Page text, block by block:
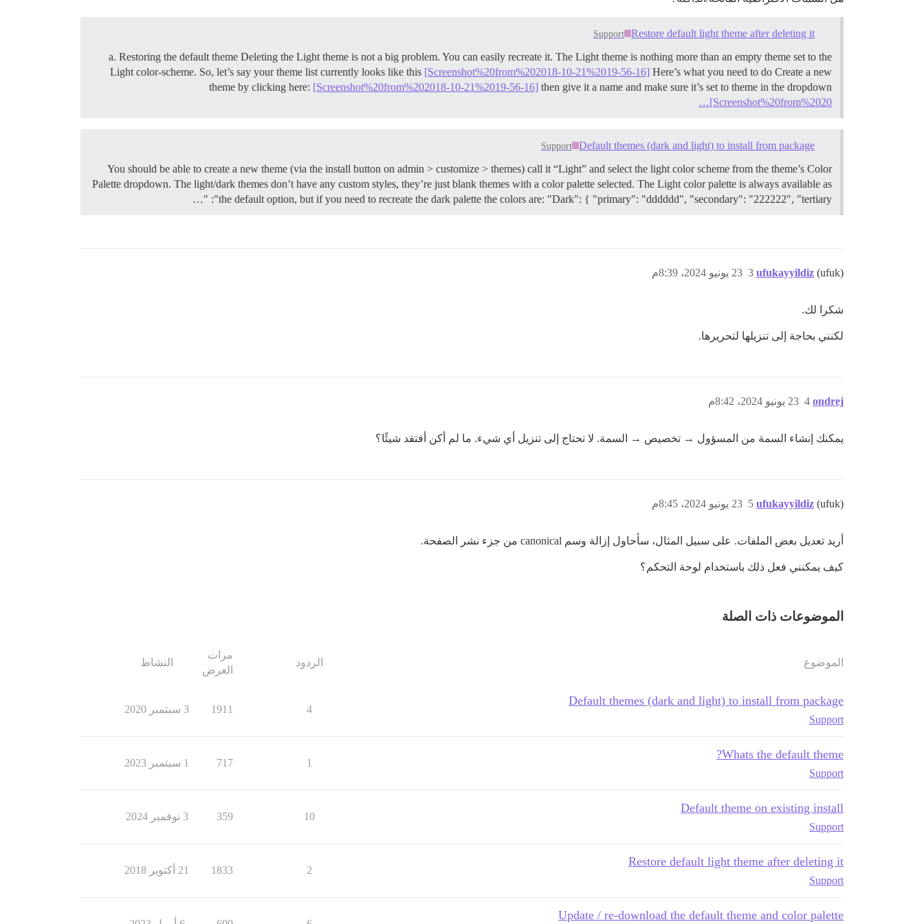
Restore default light theme after deleting it
Support
a. Restoring the default theme Deleting the Light theme is not a big problem. You can easily recreate it. The Light theme is nothing more than an empty theme set to the
Light color-scheme. So, let’s say your theme list currently looks like this [Screenshot%20from%202018-10-21%2019-56-16] Here’s what you need to do Create a new
theme by clicking here: [Screenshot%20from%202018-10-21%2019-56-16] then give it a name and make sure it’s set to theme in the dropdown
[Screenshot%20from%2020…
Default themes (dark and light) to install from package
Support
You should be able to create a new theme (via the install button on admin > customize > themes) call it “Light” and select the light color scheme from the theme’s Color
Palette dropdown. The light/dark themes don’t have any custom styles, they’re just blank themes with a color palette selected. The Light color palette is always available as
the default option, but if you need to recreate the dark palette the colors are: "Dark": { "primary": "dddddd", "secondary": "222222", "tertiary": "…
ufukayyildiz (ufuk) 23 يونيو 2024، 8:39م 3
شكرا لك.
لكنني بحاجة إلى تنزيلها لتحريرها.
ondrej 23 يونيو 2024، 8:42م 4
يمكنك إنشاء السمة من المسؤول → تخصيص → السمة. لا تحتاج إلى تنزيل أي شيء. ما لم أكن أفتقد شيئًا؟
ufukayyildiz (ufuk) 23 يونيو 2024، 8:45م 5
أريد تعديل بعض الملفات. على سبيل المثال، سأحاول إزالة وسم canonical من جزء نشر الصفحة.
كيف يمكنني فعل ذلك باستخدام لوحة التحكم؟
الموضوعات ذات الصلة
الموضوع الردود
مرات
العرض
النشاط
Default themes (dark and light) to install from package
Support
4
1911 3 سبتمبر 2020
Whats the default theme?
Support
1
717 1 سبتمبر 2023
Default theme on existing install
Support
10
359 3 نوفمبر 2024
Restore default light theme after deleting it
Support
2
1833 21 أكتوبر 2018
Update / re-download the default theme and color palette